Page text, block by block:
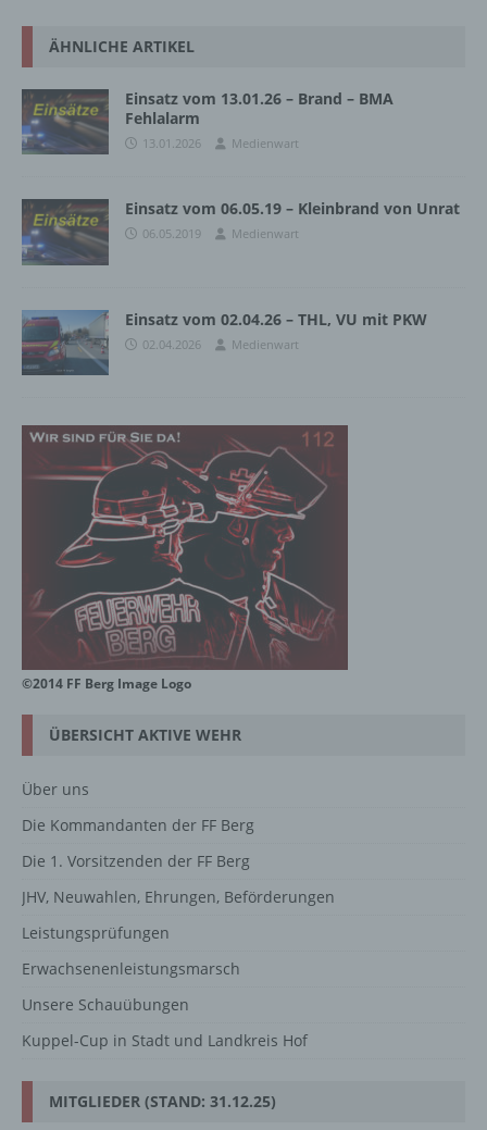
ÄHNLICHE ARTIKEL
Einsatz vom 13.01.26 – Brand – BMA
Fehlalarm
13.01.2026 Medienwart
Einsatz vom 06.05.19 – Kleinbrand von Unrat
06.05.2019 Medienwart
Einsatz vom 02.04.26 – THL, VU mit PKW
02.04.2026 Medienwart
©2014 FF Berg Image Logo
ÜBERSICHT AKTIVE WEHR
Über uns
Die Kommandanten der FF Berg
Die 1. Vorsitzenden der FF Berg
JHV, Neuwahlen, Ehrungen, Beförderungen
Leistungsprüfungen
Erwachsenenleistungsmarsch
Unsere Schauübungen
Kuppel-Cup in Stadt und Landkreis Hof
MITGLIEDER (STAND: 31.12.25)